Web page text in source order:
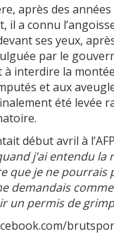
après des années
il a connu
ses yeux,
par le
interdire la
et aux
été levée
début avril à
j’ai entendu la
que je ne pourrais
demandais
un permis de